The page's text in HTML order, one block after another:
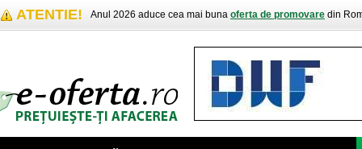
ATENTIE! Anul 2026 aduce cea mai buna oferta de promovare din